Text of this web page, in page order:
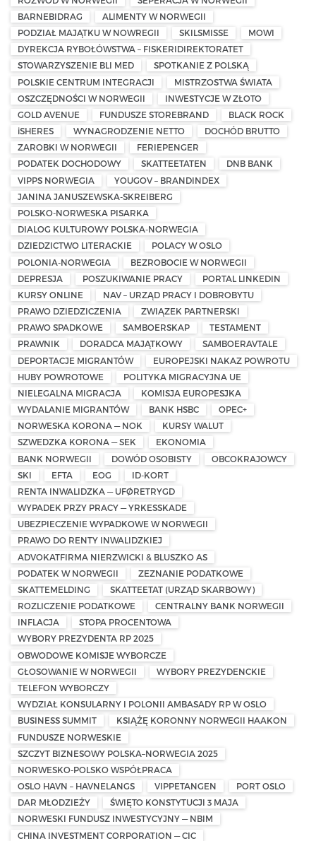
BARNEBIDRAG
ALIMENTY W NORWEGII
PODZIAŁ MAJĄTKU W NOWREGII
SKILSMISSE
MOWI
DYREKCJA RYBOŁÓWSTWA – FISKERIDIREKTORATET
STOWARZYSZENIE BLI MED
SPOTKANIE Z POLSKĄ
POLSKIE CENTRUM INTEGRACJI
MISTRZOSTWA ŚWIATA
OSZCZĘDNOŚCI W NORWEGII
INWESTYCJE W ZŁOTO
GOLD AVENUE
FUNDUSZE STOREBRAND
BLACK ROCK
iSHERES
WYNAGRODZENIE NETTO
DOCHÓD BRUTTO
ZAROBKI W NORWEGII
FERIEPENGER
PODATEK DOCHODOWY
SKATTEETATEN
DNB BANK
VIPPS NORWEGIA
YOUGOV – BRANDINDEX
JANINA JANUSZEWSKA-SKREIBERG
POLSKO-NORWESKA PISARKA
DIALOG KULTUROWY POLSKA-NORWEGIA
DZIEDZICTWO LITERACKIE
POLACY W OSLO
POLONIA-NORWEGIA
BEZROBOCIE W NORWEGII
DEPRESJA
POSZUKIWANIE PRACY
PORTAL LINKEDIN
KURSY ONLINE
NAV – URZĄD PRACY I DOBROBYTU
PRAWO DZIEDZICZENIA
ZWIĄZEK PARTNERSKI
PRAWO SPADKOWE
SAMBOERSKAP
TESTAMENT
PRAWNIK
DORADCA MAJĄTKOWY
SAMBOERAVTALE
DEPORTACJE MIGRANTÓW
EUROPEJSKI NAKAZ POWROTU
HUBY POWROTOWE
POLITYKA MIGRACYJNA UE
NIELEGALNA MIGRACJA
KOMISJA EUROPESJKA
WYDALANIE MIGRANTÓW
BANK HSBC
OPEC+
NORWESKA KORONA — NOK
KURSY WALUT
SZWEDZKA KORONA — SEK
EKONOMIA
BANK NORWEGII
DOWÓD OSOBISTY
OBCOKRAJOWCY
SKI
EFTA EOG
ID-KORT
RENTA INWALIDZKA — UFØRETRYGD
WYPADEK PRZY PRACY — YRKESSKADE
UBEZPIECZENIE WYPADKOWE W NORWEGII
PRAWO DO RENTY INWALIDZKIEJ
ADVOKATFIRMA NIERZWICKI & BLUSZKO AS
PODATEK W NORWEGII
ZEZNANIE PODATKOWE
SKATTEMELDING
SKATTEETAT (URZĄD SKARBOWY)
ROZLICZENIE PODATKOWE
CENTRALNY BANK NORWEGII
INFLACJA
STOPA PROCENTOWA
WYBORY PREZYDENTA RP 2025
OBWODOWE KOMISJE WYBORCZE
GŁOSOWANIE W NORWEGII
WYBORY PREZYDENCKIE
TELEFON WYBORCZY
WYDZIAŁ KONSULARNY I POLONII AMBASADY RP W OSLO
BUSINESS SUMMIT
KSIĄŻĘ KORONNY NORWEGII HAAKON
FUNDUSZE NORWESKIE
SZCZYT BIZNESOWY POLSKA–NORWEGIA 2025
NORWESKO-POLSKO WSPÓŁPRACA
OSLO HAVN – HAVNELANGS
VIPPETANGEN
PORT OSLO
DAR MŁODZIEŻY
ŚWIĘTO KONSTYTUCJI 3 MAJA
NORWESKI FUNDUSZ INWESTYCYJNY — NBIM
CHINA INVESTMENT CORPORATION — CIC